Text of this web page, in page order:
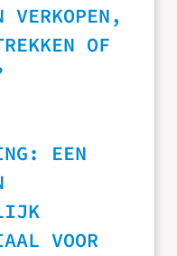
VERKOPEN,
OF
EEN
VOOR